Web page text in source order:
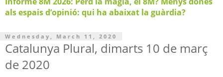
als espais d’opinió: qui ha abaixat la guàrdia?
Wednesday, March 11, 2020
Catalunya Plural, dimarts 10 de març
de 2020